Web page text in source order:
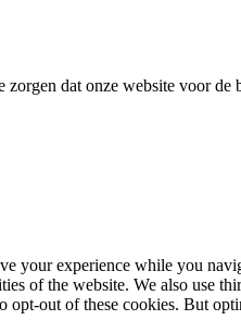
dat onze website voor
your experience while you
of the website. We also use
opt-out of these cookies. But